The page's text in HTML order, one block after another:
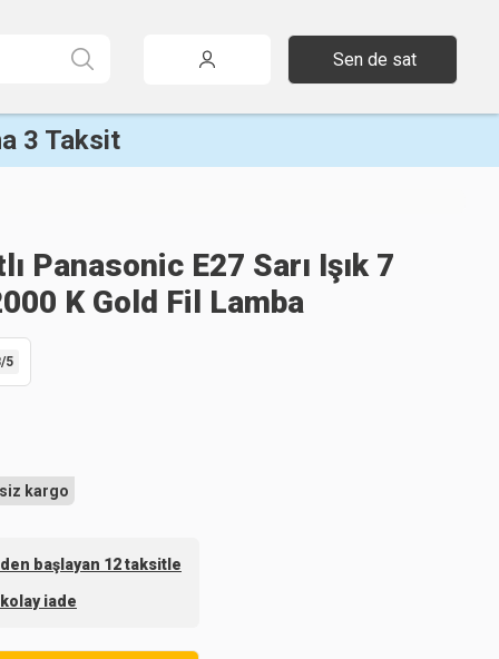
Sen de sat
3 Taksit
Panasonic E27 Sarı Işık 7
K Gold Fil Lamba
/5
kargo
başlayan 12 taksitle
iade